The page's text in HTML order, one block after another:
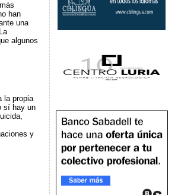
han
una
algunos
la propia
sí hay un
y